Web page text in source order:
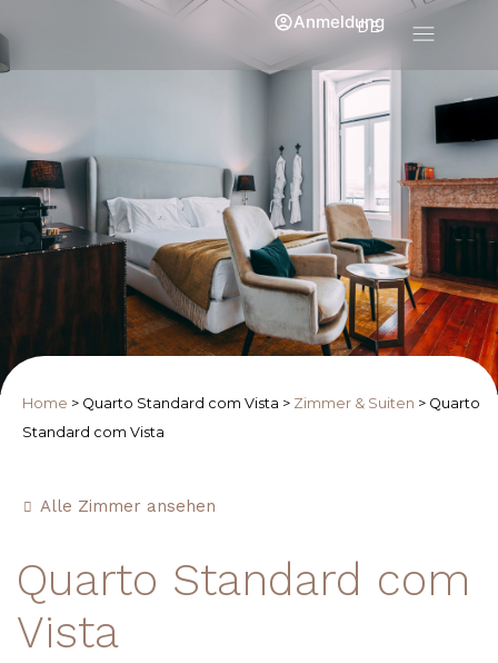
DE
Anmeldung
Home > Quarto Standard com Vista > Zimmer & Suiten > Quarto
Standard com Vista
Alle Zimmer ansehen
Quarto Standard com
Vista